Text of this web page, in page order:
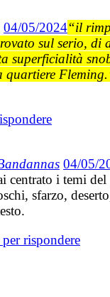
04/05/2024“il
sul serio, di
superficialità
quartiere
04/05/
centrato i temi
sfarzo,
rispondere